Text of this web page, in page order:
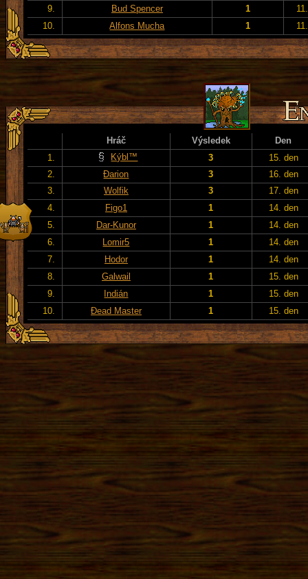
9.
Bud Spencer 1
10.
Alfons Mucha 1
Hráč Výsledek
Den
1.
Kýbl™ 3
15. den
2.
Đarion 3
16. den
3.
Wolfik 3
17. den
4.
Figo1 1
14. den
5.
Dar-Kunor 1
14. den
6.
Lomir5 1
14. den
7.
Hodor 1
14. den
8.
Galwail 1
15. den
9.
Indián 1
15. den
10.
Đead Master 1 15. den